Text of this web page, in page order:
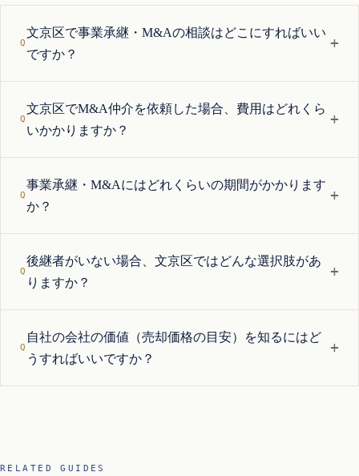
文京区で事業承継・M&Aの相談はどこにすればいい
ですか？
+
文京区でM&A仲介を依頼した場合、費用はどれくら
いかかりますか？
+
事業承継・M&Aにはどれくらいの期間がかかります
か？
+
後継者がいない場合、文京区ではどんな選択肢があ
りますか？
+
自社の会社の価値（売却価格の目安）を知るにはど
うすればいいですか？
+
RELATED GUIDES